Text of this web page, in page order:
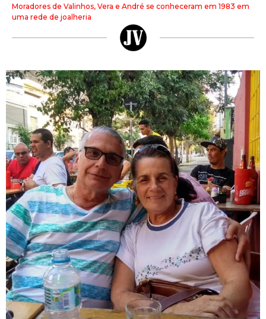
Moradores de Valinhos, Vera e André se conheceram em 1983 em
uma rede de joalheria